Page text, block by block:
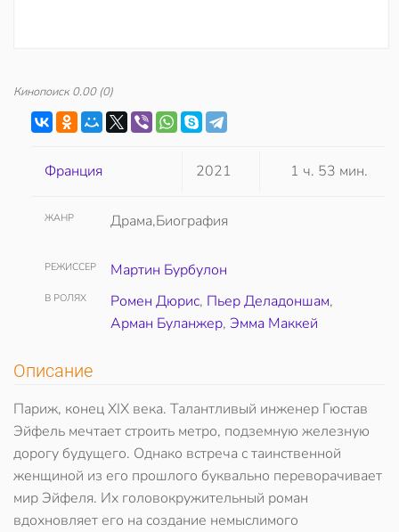
Кинопоиск 0.00(0)
Франция 2021 1 ч. 53 мин.
ЖАНР Драма,Биография
РЕЖИССЕР Мартин Бурбулон
В РОЛЯХ Ромен Дюрис, Пьер Деладоншам,
Арман Буланжер, Эмма Маккей
Описание
Париж, конец XIX века. Талантливый инженер Гюстав
Эйфель мечтает строить метро, подземную железную
дорогу будущего. Однако встреча с таинственной
женщиной из его прошлого буквально переворачивает
мир Эйфеля. Их головокружительный роман
вдохновляет его на создание немыслимого